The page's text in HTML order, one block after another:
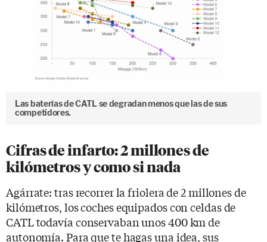
Las baterías de CATL se degradan menos que las de sus
competidores.
Cifras de infarto: 2 millones de
kilómetros y como si nada
Agárrate: tras recorrer la friolera de 2 millones de
kilómetros, los coches equipados con celdas de
CATL todavía conservaban unos 400 km de
autonomía. Para que te hagas una idea, sus